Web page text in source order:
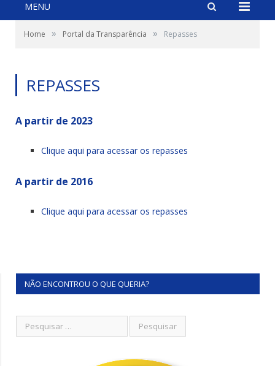
MENU
Home » Portal da Transparência » Repasses
REPASSES
A partir de 2023
Clique aqui para acessar os repasses
A partir de 2016
Clique aqui para acessar os repasses
NÃO ENCONTROU O QUE QUERIA?